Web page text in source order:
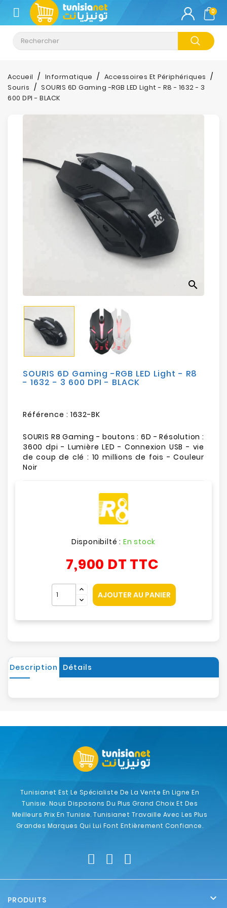
CATÉGORIE
Climatisation
Informatique
Téléphonie
Tablette
Stockage
Sécurité
Mobilités
Loisirs
0
Accueil Informatique
Accessoires Et Périphériques
Souris
SOURIS 6D Gaming -RGB LED Light - R8 - 1632 - 3
600 DPI - BLACK
search
SOURIS 6D Gaming -RGB LED Light - R8
- 1632 - 3 600 DPI - BLACK
Référence : 1632-BK
SOURIS R8 Gaming - boutons : 6D - Résolution :
3600 dpi - Lumière LED - Connexion USB - vie
de coup de clé : 10 millions de fois - Couleur
Noir
Disponibilté : En stock
7,900 DT TTC
AJOUTER AU PANIER
Description Détails
Tunisianet Est Le Spécialiste De La Vente En Ligne En
Tunisie. Nous Disposons Du Plus Grand Choix Et Des
Meilleurs Prix En Tunisie. Tunisianet Travaille Avec Les Plus
Grandes Marques Qui Lui Font Entièrement Confiance.
PRODUITS 